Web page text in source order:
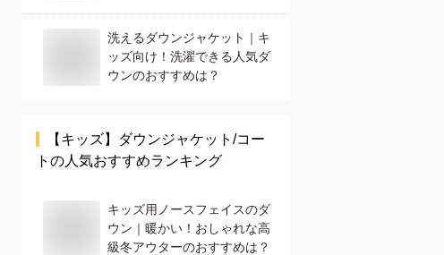
洗えるダウンジャケット｜キ
ッズ向け！洗濯できる人気ダ
ウンのおすすめは？
【キッズ】
ダウンジャケット/コー
ト の人気おすすめランキング
キッズ用ノースフェイスのダ
ウン｜暖かい！おしゃれな高
級冬アウターのおすすめは？